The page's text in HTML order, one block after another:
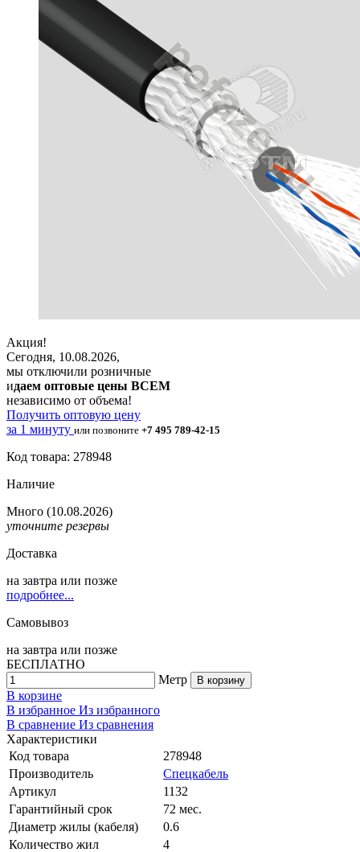
Акция!
Сегодня, 10.08.2026,
мы отключили розничные
идаем оптовые цены ВСЕМ
независимо от объема!
Получить оптовую цену
за 1 минуту или позвоните +7 495 789-42-15
Код товара: 278948
Наличие
Много (10.08.2026)
уточните резервы
Доставка
на завтра или позже
подробнее...
Самовывоз
на завтра или позже
БЕСПЛАТНО
Метр
В корзину
В корзине
В избранное Из избранного
В сравнение Из сравнения
Характеристики
Код товара
278948
Производитель
Спецкабель
Артикул
1132
Гарантийный срок
72 мес.
Диаметр жилы (кабеля)
0.6
Количество жил
4